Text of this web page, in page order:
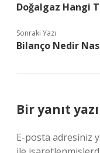
Doğalgaz Hangi
Sonraki Yazı
Bilanço Nedir
Bir yanıt
E-posta adresiniz